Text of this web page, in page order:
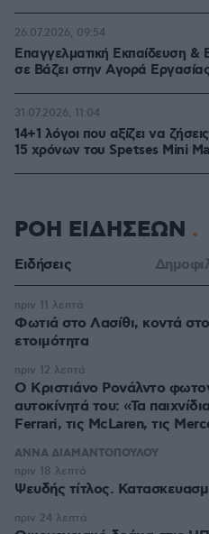
Επαγγελματική Εκπαίδευση &
σε Bάζει στην Aγορά Eργασίας
26.07.2026, 09:54
14+1 λόγοι που αξίζει να
15 χρόνων του Spetses Mini
31.07.2026, 11:04
ΠΡΟΣΘΗΚΗ ΣΧΟΛΙΟΥ
γλουπ
14.04.2025, 12:43
Τόσο όμορφη περιοχή και
από τα μούτρα τους. ΑΙΣΧΟΣ
ΑΠΑΝΤΗΣΗ
Εκλογές τώρα να διώξουμε
14.04.2025, 09:03
Η χώρα χρειάζεται
ΑΠΑΝΤΗΣΗ